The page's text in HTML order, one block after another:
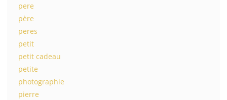
pere
père
peres
petit
petit cadeau
petite
photographie
pierre